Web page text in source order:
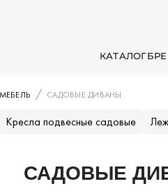
КАТАЛОГ
САДОВЫЕ ДИВАНЫ
Кресла подвесные садовые
САДОВЫЕ